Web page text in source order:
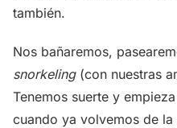
también.
Nos bañaremos,
snorkeling(con nuestras
Tenemos suerte y
cuando ya volvemos de la